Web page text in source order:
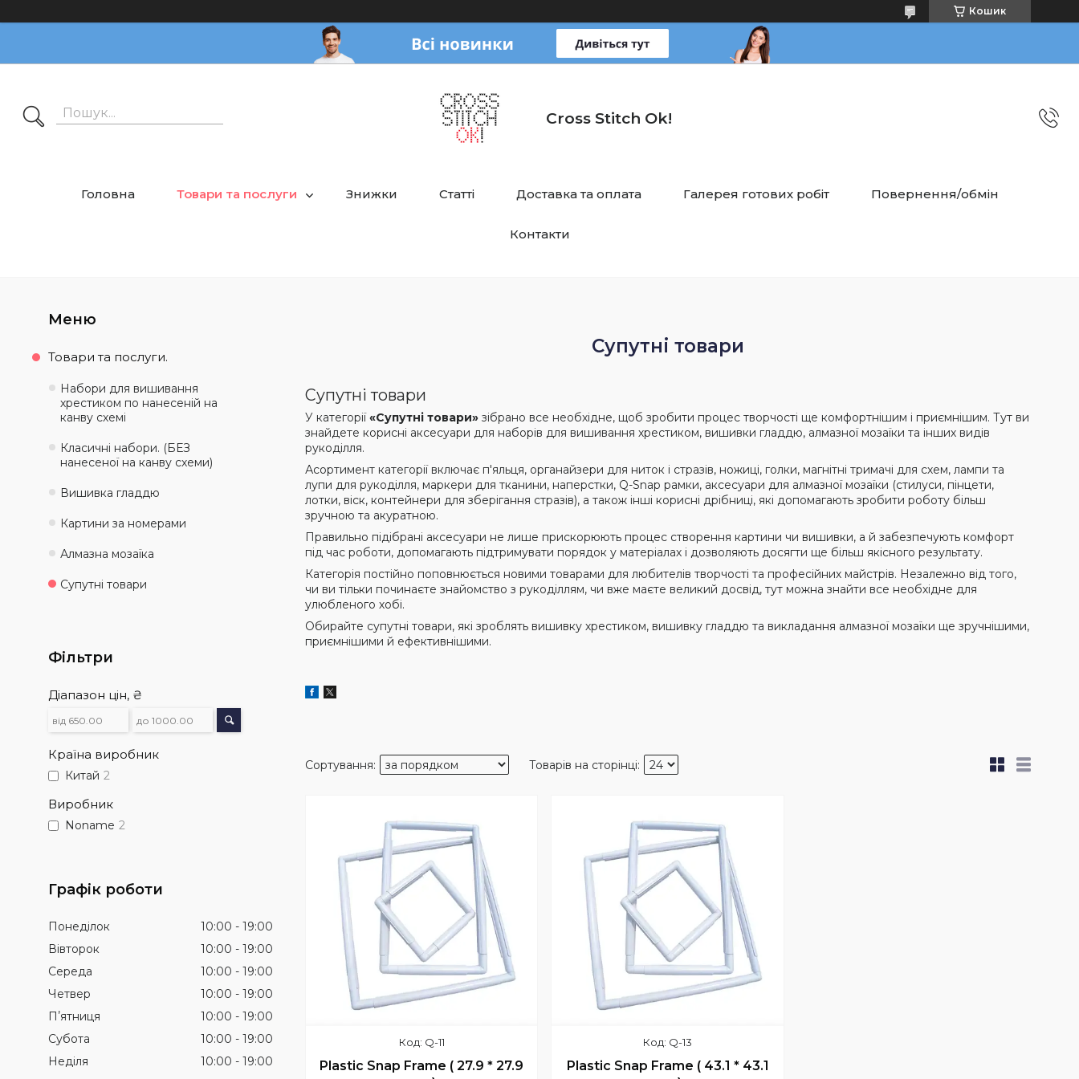
Кошик
Cross Stitch Ok!
Головна Товари та послуги Знижки Статті Доставка та оплата Галерея готових робіт Повернення/обмін
Контакти
Супутні товари
Супутні товари
У категорії«Супутні товари» зібрано все необхідне, щоб зробити процес творчості ще комфортнішим і приємнішим. Тут ви
знайдете корисні аксесуари для наборів для вишивання хрестиком, вишивки гладдю, алмазної мозаїки та інших видів
рукоділля.
Асортимент категорії включає п'яльця, органайзери для ниток і стразів, ножиці, голки, магнітні тримачі для схем, лампи та
лупи для рукоділля, маркери для тканини, наперстки, Q-Snap рамки, аксесуари для алмазної мозаїки (стилуси, пінцети,
лотки, віск, контейнери для зберігання стразів), а також інші корисні дрібниці, які допомагають зробити роботу більш
зручною та акуратною.
Правильно підібрані аксесуари не лише прискорюють процес створення картини чи вишивки, а й забезпечують комфорт
під час роботи, допомагають підтримувати порядок у матеріалах і дозволяють досягти ще більш якісного результату.
Категорія постійно поповнюється новими товарами для любителів творчості та професійних майстрів. Незалежно від того,
чи ви тільки починаєте знайомство з рукоділлям, чи вже маєте великий досвід, тут можна знайти все необхідне для
улюбленого хобі.
Обирайте супутні товари, які зроблять вишивку хрестиком, вишивку гладдю та викладання алмазної мозаїки ще зручнішими,
приємнішими й ефективнішими.
Q-11
Plastic Snap Frame ( 27.9 * 27.9
Q-13
Plastic Snap Frame ( 43.1 * 43.1
Товари та послуги.
Набори для вишивання
хрестиком по нанесеній на
канву схемі
Класичні набори. (БЕЗ
нанесеної на канву схеми)
Вишивка гладдю
Картини за номерами
Алмазна мозаїка
Супутні товари
Фільтри
Діапазон цін, ₴
Країна виробник
Китай 2
Виробник
Noname 2
Графік роботи
Понеділок 10:00
19:00
Вівторок
10:00
19:00
Середа
10:00
19:00
Четвер
10:00
19:00
Пʼятниця
10:00
19:00
Субота
10:00
19:00
Неділя
10:00 19:00